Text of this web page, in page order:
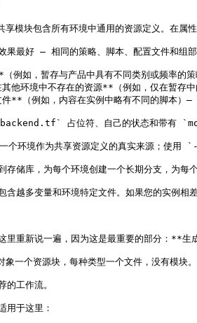
模块包含所有环境中通用的资源定义。
果最好 — 相同的策略、脚本、配置文件和
例如，暂存与产品中具有不同类别或频率
他环境中不存在的资源**（例如，仅在
**（例如，内容在实例中略有不同的脚
占位符、自己的状态和带有
个环境作为共享资源定义的真实来源；使
到存储库，为每个环境创建一个长期分支
含越多变量和环境特定文件。如果您的实
里重新说一遍，因为这是最重要的部分：
象一个资源块，每种类型一个文件，没有
的工作流。
用于这里：